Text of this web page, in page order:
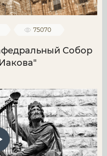
75070
Собор